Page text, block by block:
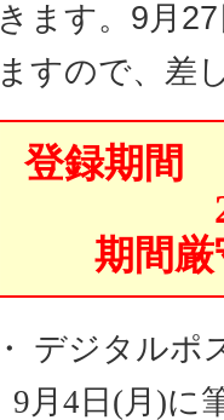
きます。9月
ますので、差
登録期間
期間
・ デジタル
9月4日(月)に